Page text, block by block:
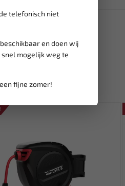
telefonisch niet
en doen wij
mogelijk weg te
fijne zomer!